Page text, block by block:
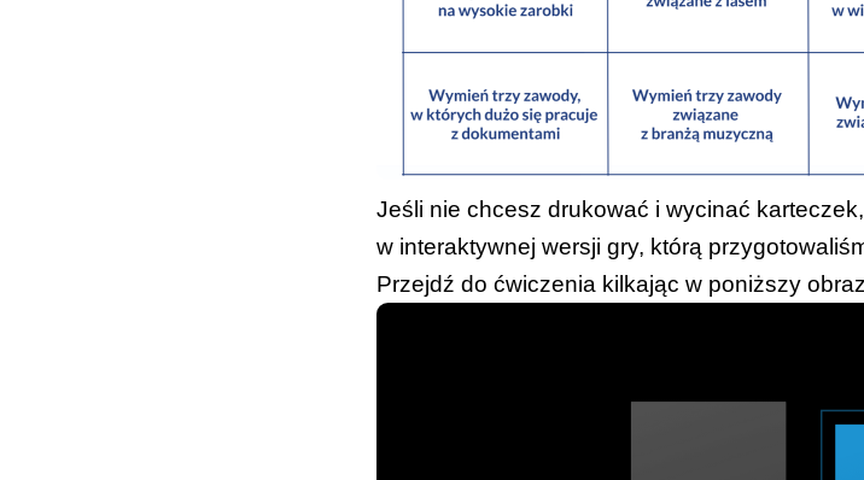
Jeśli nie chcesz drukować i wycinać
w interaktywnej wersji gry, którą
Przejdź do ćwiczenia kilkając w poniższy